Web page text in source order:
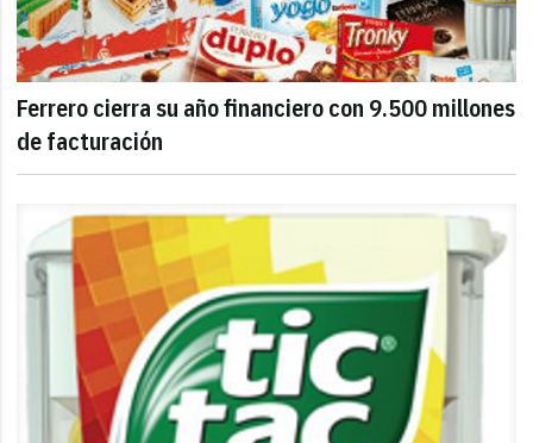
Ferrero cierra su año financiero con 9.500 millones
de facturación